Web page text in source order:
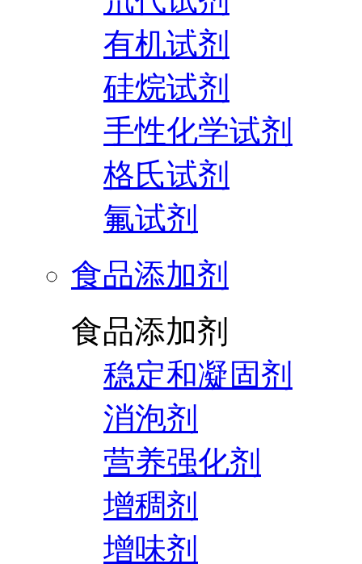
有机试剂
硅烷试剂
手性化学试剂
格氏试剂
氟试剂
食品添加剂
食品添加剂
稳定和凝固剂
消泡剂
营养强化剂
增稠剂
增味剂